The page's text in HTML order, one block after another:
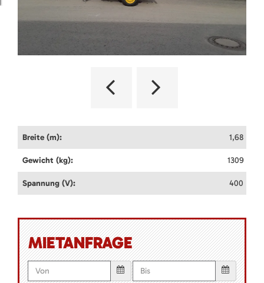
Breite (m): 1,68
Gewicht (kg): 1309
Spannung (V): 400
MIETANFRAGE